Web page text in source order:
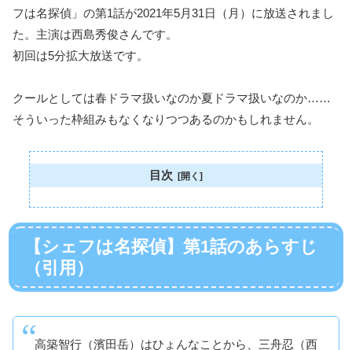
フは名探偵」の第1話が2021年5月31日（月）に放送されまし
た。主演は西島秀俊さんです。
初回は5分拡大放送です。
クールとしては春ドラマ扱いなのか夏ドラマ扱いなのか……
そういった枠組みもなくなりつつあるのかもしれません。
目次
【シェフは名探偵】第1話のあらすじ
（引用）
高築智行（濱田岳）はひょんなことから、三舟忍（西